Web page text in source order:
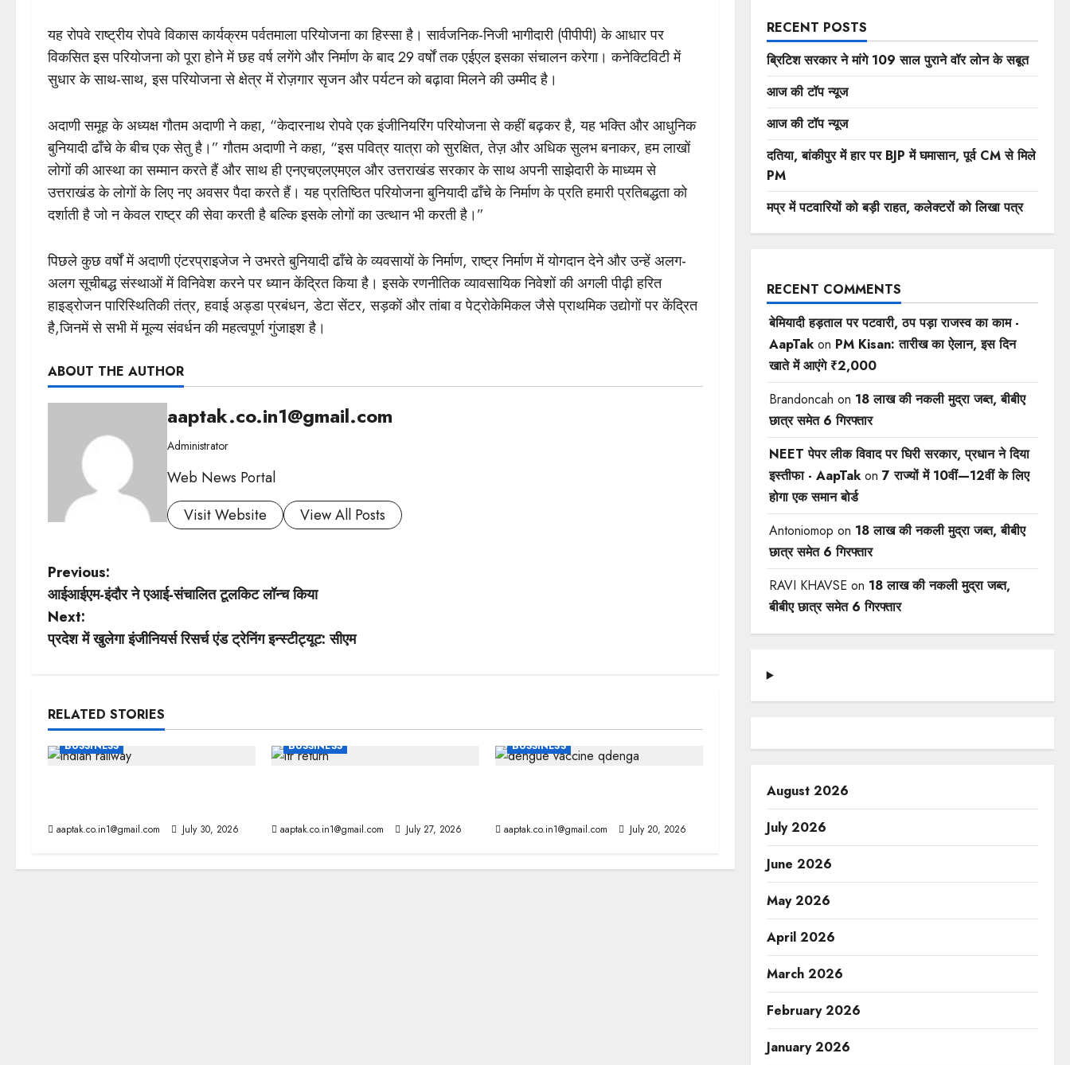
यह रोपवे राष्ट्रीय रोपवे विकास कार्यक्रम पर्वतमाला परियोजना का हिस्सा है। सार्वजनिक-निजी भागीदारी (पीपीपी) के आधार पर
विकसित इस परियोजना को पूरा होने में छह वर्ष लगेंगे और निर्माण के बाद 29 वर्षों तक एईएल इसका संचालन करेगा। कनेक्टिविटी में
सुधार के साथ-साथ, इस परियोजना से क्षेत्र में रोज़गार सृजन और पर्यटन को बढ़ावा मिलने की उम्मीद है।
अदाणी समूह के अध्यक्ष गौतम अदाणी ने कहा, “केदारनाथ रोपवे एक इंजीनियरिंग परियोजना से कहीं बढ़कर है, यह भक्ति और आधुनिक
बुनियादी ढाँचे के बीच एक सेतु है।” गौतम अदाणी ने कहा, “इस पवित्र यात्रा को सुरक्षित, तेज़ और अधिक सुलभ बनाकर, हम लाखों
लोगों की आस्था का सम्मान करते हैं और साथ ही एनएचएलएमएल और उत्तराखंड सरकार के साथ अपनी साझेदारी के माध्यम से
उत्तराखंड के लोगों के लिए नए अवसर पैदा करते हैं। यह प्रतिष्ठित परियोजना बुनियादी ढाँचे के निर्माण के प्रति हमारी प्रतिबद्धता को
दर्शाती है जो न केवल राष्ट्र की सेवा करती है बल्कि इसके लोगों का उत्थान भी करती है।”
पिछले कुछ वर्षों में अदाणी एंटरप्राइजेज ने उभरते बुनियादी ढाँचे के व्यवसायों के निर्माण, राष्ट्र निर्माण में योगदान देने और उन्हें अलग-
अलग सूचीबद्ध संस्थाओं में विनिवेश करने पर ध्यान केंद्रित किया है। इसके रणनीतिक व्यावसायिक निवेशों की अगली पीढ़ी हरित
हाइड्रोजन पारिस्थितिकी तंत्र, हवाई अड्डा प्रबंधन, डेटा सेंटर, सड़कों और तांबा व पेट्रोकेमिकल जैसे प्राथमिक उद्योगों पर केंद्रित
है,जिनमें से सभी में मूल्य संवर्धन की महत्वपूर्ण गुंजाइश है।
ABOUT THE AUTHOR
aaptak.co.in1@gmail.com
Administrator
Web News Portal
Visit Website
View All Posts
P
o
s
n
a
g
a
Previous:
आईआईएम-इंदौर ने एआई-संचालित टूलकिट लॉन्च किया
Next:
प्रदेश में खुलेगा इंजीनियर्स रिसर्च एंड ट्रेनिंग इन्स्टीट्यूट: सीएम
RELATED STORIES
BUSSINESS
aaptak.co.in1@gmail.com July 30, 2026
BUSSINESS
aaptak.co.in1@gmail.com July 27, 2026
BUSSINESS
aaptak.co.in1@gmail.com July 20, 2026
RECENT POSTS
ब्रिटिश सरकार ने मांगे 109 साल पुराने वॉर लोन के सबूत
आज की टॉप न्यूज
आज की टॉप न्यूज
दतिया, बांकीपुर में हार पर BJP में घमासान, पूर्व CM से मिले
PM
मप्र में पटवारियों को बड़ी राहत, कलेक्टरों को लिखा पत्र
RECENT COMMENTS
बेमियादी हड़ताल पर पटवारी, ठप पड़ा राजस्व का काम -
AapTakon PM Kisan: तारीख का ऐलान, इस दिन
खाते में आएंगे ₹2,000
Brandoncah on 18 लाख की नकली मुद्रा जब्त, बीबीए
छात्र समेत 6 गिरफ्तार
NEET पेपर लीक विवाद पर घिरी सरकार, प्रधान ने दिया
इस्तीफा - AapTakon 7 राज्यों में 10वीं—12वीं ​के लिए
होगा एक समान बोर्ड
Antoniomop on 18 लाख की नकली मुद्रा जब्त, बीबीए
छात्र समेत 6 गिरफ्तार
RAVI KHAVSEon 18 लाख की नकली मुद्रा जब्त,
बीबीए छात्र समेत 6 गिरफ्तार
August 2026
July 2026
June 2026
May 2026
April 2026
March 2026
February 2026
January 2026